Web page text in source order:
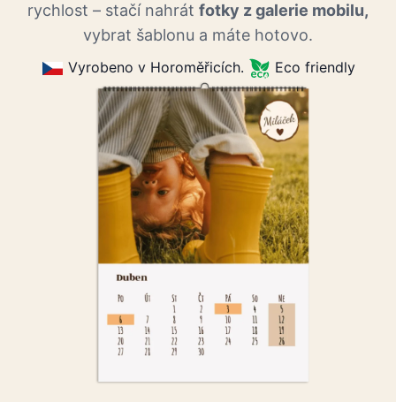
rychlost – stačí nahrát fotky z galerie mobilu,
vybrat šablonu a máte hotovo.
Vyrobeno v Horoměřicích. Eco friendly